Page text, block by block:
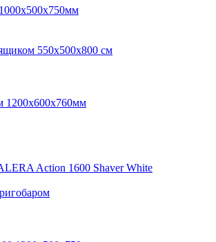
550x500x800 см
1200х600х760мм
Action 1600 Shaver White